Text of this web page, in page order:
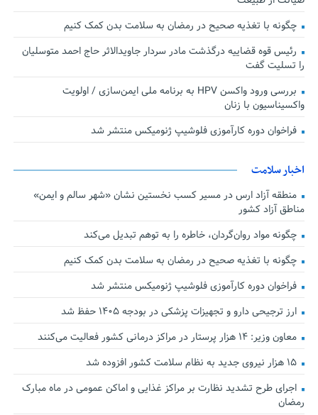
چگونه با تغذیه صحیح در رمضان به سلامت بدن کمک کنیم
رئیس قوه قضاییه درگذشت مادر سردار جاویدالاثر حاج احمد متوسلیان
را تسلیت گفت
بررسی ورود واکسن HPV به برنامه ملی ایمن‌سازی / اولویت
واکسیناسیون با زنان
فراخوان دوره کارآموزی فلوشیپ ژنومیکس منتشر شد
اخبار سلامت
منطقه آزاد ارس در مسیر کسب نخستین نشان «شهر سالم و ایمن»
مناطق آزاد کشور
چگونه مواد روان‌گردان، خاطره را به توهم تبدیل می‌کند
چگونه با تغذیه صحیح در رمضان به سلامت بدن کمک کنیم
فراخوان دوره کارآموزی فلوشیپ ژنومیکس منتشر شد
ارز ترجیحی دارو و تجهیزات پزشکی در بودجه ۱۴۰۵ حفظ شد
معاون وزیر: ۱۴ هزار پرستار در مراکز درمانی کشور فعالیت می‌کنند
۱۵ هزار نیروی جدید به نظام سلامت کشور افزوده شد
اجرای طرح تشدید نظارت بر مراکز غذایی و اماکن عمومی در ماه مبارک
رمضان